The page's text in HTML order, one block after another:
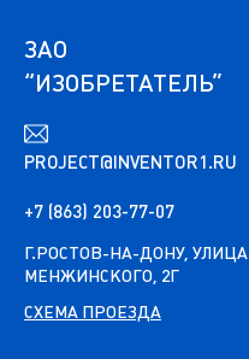
ЗАО
“ИЗОБРЕТАТЕЛЬ”
PROJECT@INVENTOR1.RU
+7 (863) 203-77-07
Г.РОСТОВ-НА-ДОНУ, УЛИЦА
МЕНЖИНСКОГО, 2Г
СХЕМА ПРОЕЗДА